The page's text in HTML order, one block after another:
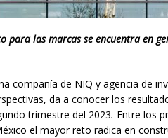
para las marcas se encuentra en
compañía de NIQ y agencia de
da a conocer los
trimestre del 2023. Entre los
el mayor reto radica en